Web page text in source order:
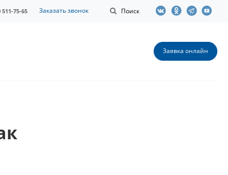
Поиск
511-75-65 Заказать звонок
Заявка онлайн